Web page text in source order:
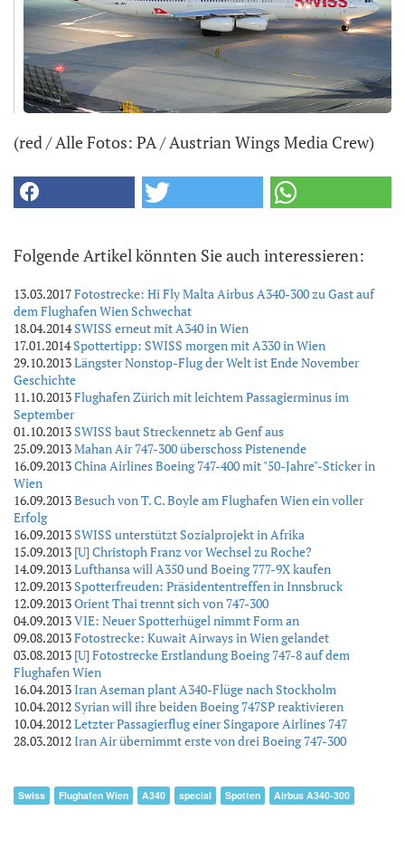
(red / Alle Fotos: PA / Austrian Wings Media Crew)
Folgende Artikel könnten Sie auch interessieren:
13.03.2017Fotostrecke: Hi Fly Malta Airbus A340-300 zu Gast auf
dem Flughafen Wien Schwechat
18.04.2014SWISS erneut mit A340 in Wien
17.01.2014Spottertipp: SWISS morgen mit A330 in Wien
29.10.2013Längster Nonstop-Flug der Welt ist Ende November
Geschichte
11.10.2013Flughafen Zürich mit leichtem Passagierminus im
September
01.10.2013 SWISS baut Streckennetz ab Genf aus
25.09.2013Mahan Air 747-300 überschoss Pistenende
16.09.2013China Airlines Boeing 747-400 mit "50-Jahre"-Sticker in
Wien
16.09.2013Besuch von T. C. Boyle am Flughafen Wien ein voller
Erfolg
16.09.2013 SWISS unterstützt Sozialprojekt in Afrika
15.09.2013 [U] Christoph Franz vor Wechsel zu Roche?
14.09.2013Lufthansa will A350 und Boeing 777-9X kaufen
12.09.2013 Spotterfreuden: Präsidententreffen in Innsbruck
12.09.2013Orient Thai trennt sich von 747-300
04.09.2013VIE: Neuer Spotterhügel nimmt Form an
09.08.2013Fotostrecke: Kuwait Airways in Wien gelandet
03.08.2013 [U] Fotostrecke Erstlandung Boeing 747-8 auf dem
Flughafen Wien
16.04.2013Iran Aseman plant A340-Flüge nach Stockholm
10.04.2012 Syrian will ihre beiden Boeing 747SP reaktivieren
10.04.2012Letzter Passagierflug einer Singapore Airlines 747
28.03.2012Iran Air übernimmt erste von drei Boeing 747-300
Swiss Flughafen Wien A340 special Spotten Airbus A340-300